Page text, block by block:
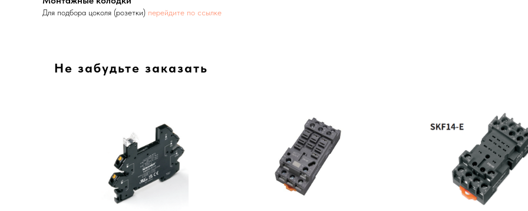
Для подбора цоколя (розетки) перейдите по ссылке
Не забудьте заказать